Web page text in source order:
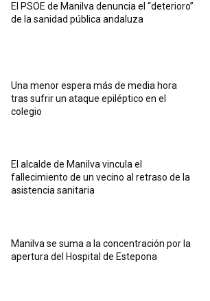
El PSOE de Manilva denuncia el “deterioro”
de la sanidad pública andaluza
Una menor espera más de media hora
tras sufrir un ataque epiléptico en el
colegio
El alcalde de Manilva vincula el
fallecimiento de un vecino al retraso de la
asistencia sanitaria
Manilva se suma a la concentración por la
apertura del Hospital de Estepona